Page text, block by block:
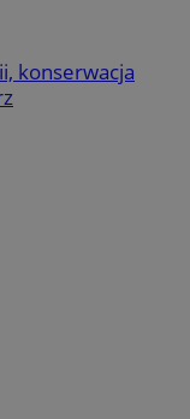
konserwacja